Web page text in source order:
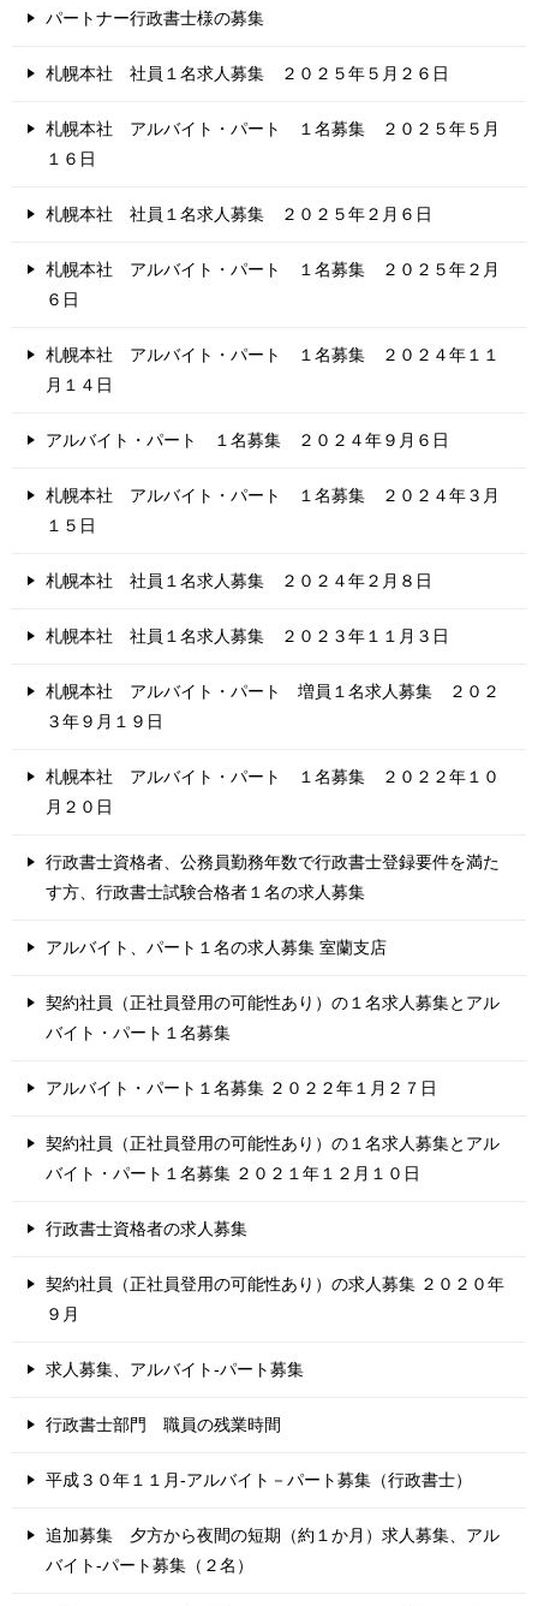
パートナー行政書士様の募集
札幌本社 社員１名求人募集 ２０２５年５月２６日
札幌本社 アルバイト・パート １名募集 ２０２５年５月
１６日
札幌本社 社員１名求人募集 ２０２５年２月６日
札幌本社 アルバイト・パート １名募集 ２０２５年２月
６日
札幌本社 アルバイト・パート １名募集 ２０２４年１１
月１４日
アルバイト・パート １名募集 ２０２４年９月６日
札幌本社 アルバイト・パート １名募集 ２０２４年３月
１５日
札幌本社 社員１名求人募集 ２０２４年２月８日
札幌本社 社員１名求人募集 ２０２３年１１月３日
札幌本社 アルバイト・パート 増員１名求人募集 ２０２
３年９月１９日
札幌本社 アルバイト・パート １名募集 ２０２２年１０
月２０日
行政書士資格者、公務員勤務年数で行政書士登録要件を満た
す方、行政書士試験合格者１名の求人募集
アルバイト、パート１名の求人募集 室蘭支店
契約社員（正社員登用の可能性あり）の１名求人募集とアル
バイト・パート１名募集
アルバイト・パート１名募集 ２０２２年１月２７日
契約社員（正社員登用の可能性あり）の１名求人募集とアル
バイト・パート１名募集 ２０２１年１２月１０日
行政書士資格者の求人募集
契約社員（正社員登用の可能性あり）の求人募集 ２０２０年
９月
求人募集、アルバイト-パート募集
行政書士部門 職員の残業時間
平成３０年１１月-アルバイト－パート募集（行政書士）
追加募集 夕方から夜間の短期（約１か月）求人募集、アル
バイト-パート募集（２名）